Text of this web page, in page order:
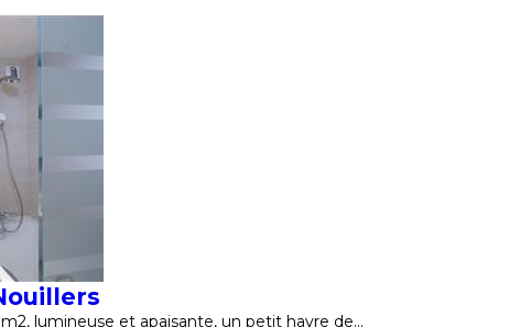
lumineuse et apaisante, un petit havre de…